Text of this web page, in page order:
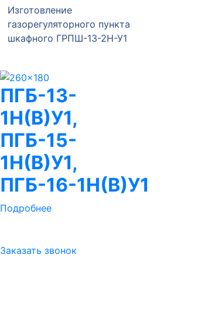
Изготовление
газорегуляторного пункта
шкафного ГРПШ-13-2Н-У1
ПГБ-13-
1Н(В)У1,
ПГБ-15-
1Н(В)У1,
ПГБ-16-1Н(В)У1
Подробнее
Заказать звонок